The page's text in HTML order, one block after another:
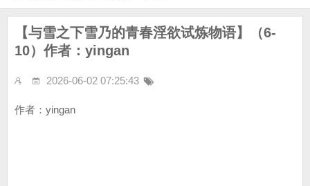
【与雪之下雪乃的青春淫欲试炼物语】（6-
10）作者：yingan
2026-06-02 07:25:43
作者：yingan